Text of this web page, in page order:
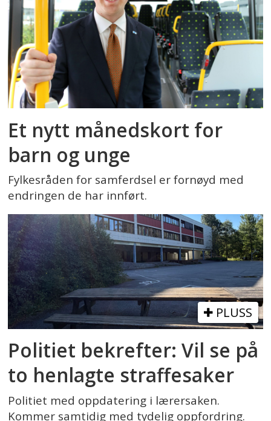
Et nytt månedskort for
barn og unge
Fylkesråden for samferdsel er fornøyd med
endringen de har innført.
PLUSS
Politiet bekrefter: Vil se på
to henlagte straffesaker
Politiet med oppdatering i lærersaken.
Kommer samtidig med tydelig oppfordring.